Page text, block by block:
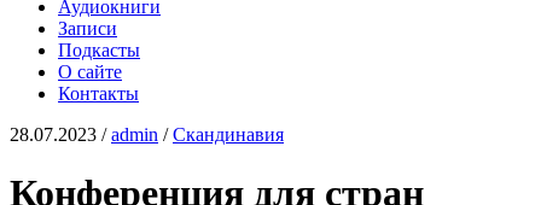
Аудиокниги
Записи
Подкасты
О сайте
Контакты
28.07.2023 /admin /Скандинавия
Конференция для стран